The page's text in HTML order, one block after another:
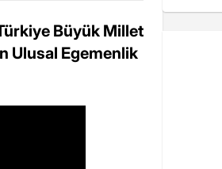
Büyük Millet
Ulusal Egemenlik